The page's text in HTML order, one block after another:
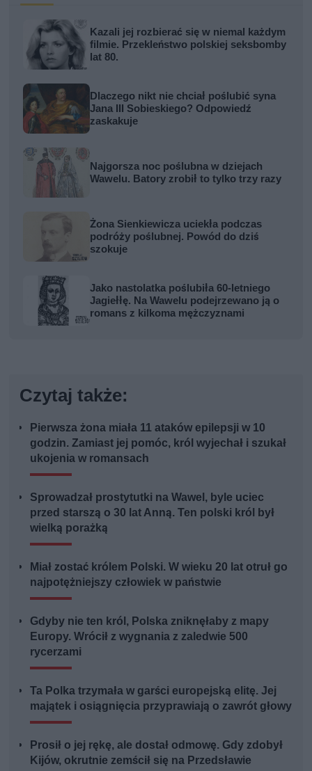
Kazali jej rozbierać się w niemal każdym
filmie. Przekleństwo polskiej seksbomby
lat 80.
Dlaczego nikt nie chciał poślubić syna
Jana III Sobieskiego? Odpowiedź
zaskakuje
Najgorsza noc poślubna w dziejach
Wawelu. Batory zrobił to tylko trzy razy
Żona Sienkiewicza uciekła podczas
podróży poślubnej. Powód do dziś
szokuje
Jako nastolatka poślubiła 60-letniego
Jagiełłę. Na Wawelu podejrzewano ją o
romans z kilkoma mężczyznami
Czytaj także:
Pierwsza żona miała 11 ataków epilepsji w 10
godzin. Zamiast jej pomóc, król wyjechał i szukał
ukojenia w romansach
Sprowadzał prostytutki na Wawel, byle uciec
przed starszą o 30 lat Anną. Ten polski król był
wielką porażką
Miał zostać królem Polski. W wieku 20 lat otruł go
najpotężniejszy człowiek w państwie
Gdyby nie ten król, Polska zniknęłaby z mapy
Europy. Wrócił z wygnania z zaledwie 500
rycerzami
Ta Polka trzymała w garści europejską elitę. Jej
majątek i osiągnięcia przyprawiają o zawrót głowy
Prosił o jej rękę, ale dostał odmowę. Gdy zdobył
Kijów, okrutnie zemścił się na Przedsławie